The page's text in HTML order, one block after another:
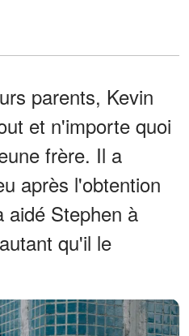
parents, Kevin
et n'importe quoi
frère. Il a
après l'obtention
aidé Stephen à
qu'il le